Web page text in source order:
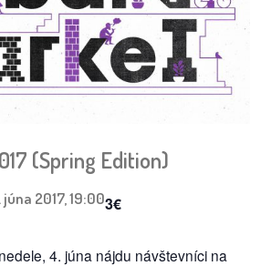
(Spring Edition)
júna 2017, 19:003€
4. júna nájdu návštevníci na